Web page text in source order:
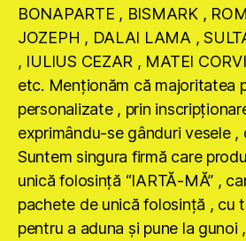
BONAPARTE , BISMARK ,
JOZEPH , DALAI LAMA ,
, IULIUS CEZAR , MATEI
etc. Menţionăm că majoritatea
personalizate , prin
exprimându-se gânduri vesele ,
Suntem singura firmă care
unică folosinţă “IARTĂ-MĂ” ,
pachete de unică folosinţă , cu
pentru a aduna şi pune la gunoi